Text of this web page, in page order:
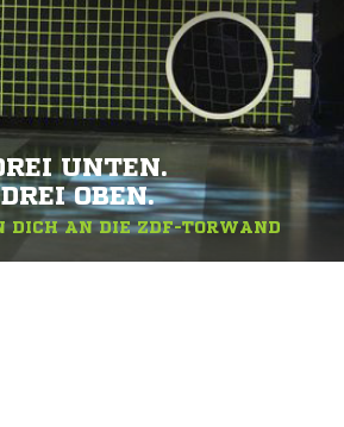
UNTEN.
DREI OBEN.
DICH AN DIE ZDF-TORWAND